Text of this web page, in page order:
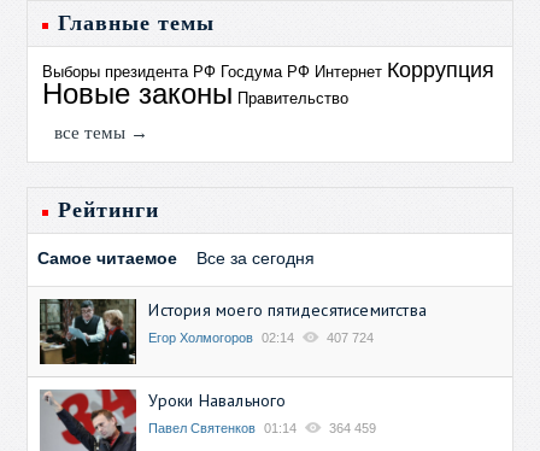
Главные темы
Выборы президента РФ Госдума РФ Интернет Коррупция
Новые законы Правительство
все темы →
Рейтинги
Самое читаемое Все за сегодня
История моего пятидесятисемитства
Егор Холмогоров 02:14 407 724
Уроки Навального
Павел Святенков 01:14 364 459